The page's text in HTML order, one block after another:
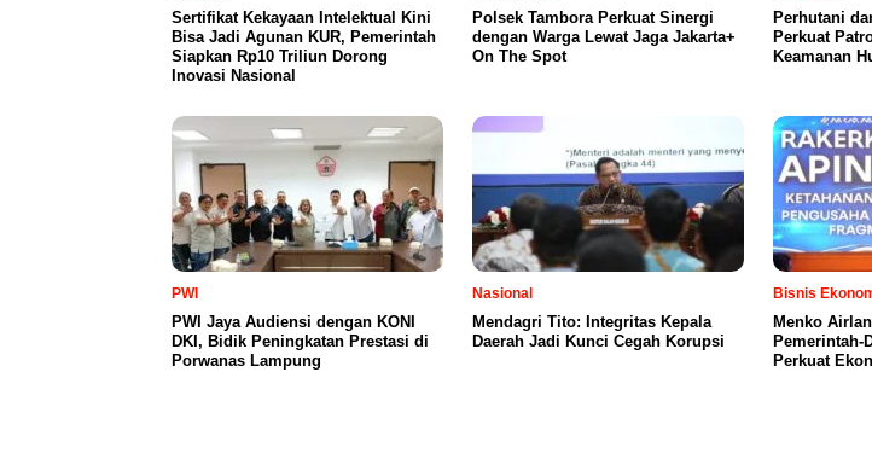
Sertifikat Kekayaan Intelektual Kini
Bisa Jadi Agunan KUR, Pemerintah
Siapkan Rp10 Triliun Dorong
Inovasi Nasional
Polsek Tambora Perkuat Sinergi
dengan Warga Lewat Jaga Jakarta+
On The Spot
Perhutani
Perkuat
Keamanan
PWI
PWI Jaya Audiensi dengan KONI
DKI, Bidik Peningkatan Prestasi di
Porwanas Lampung
Nasional
Mendagri Tito: Integritas Kepala
Daerah Jadi Kunci Cegah Korupsi
Bisnis
Menko
Pemerintah-
Perkuat